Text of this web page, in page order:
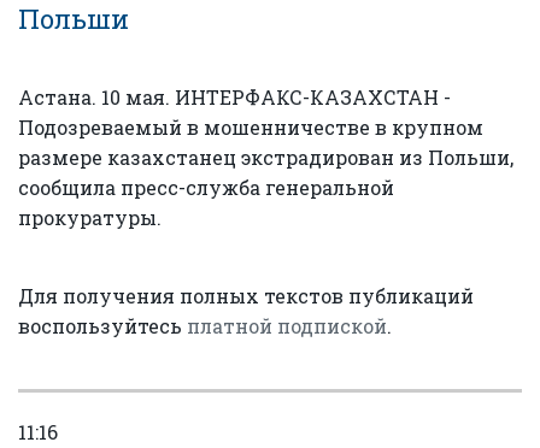
Польши
Астана. 10 мая. ИНТЕРФАКС-КАЗАХСТАН -
Подозреваемый в мошенничестве в крупном
размере казахстанец экстрадирован из Польши,
сообщила пресс-служба генеральной
прокуратуры.
Для получения полных текстов публикаций
воспользуйтесь платной подпиской.
11:16